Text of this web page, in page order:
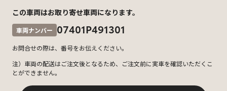
この車両はお取り寄せ車両になります。
車両ナンバー 07401P491301
お問合せの際は、番号をお伝えください。
注）車両の配送はご注文後となるため、ご注文前に実車を確認いただくこ
とができません。